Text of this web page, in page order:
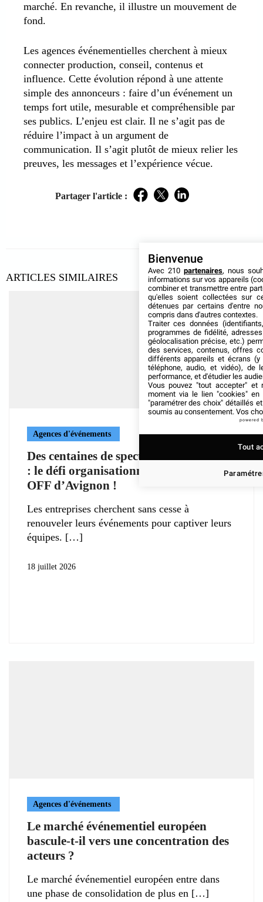
marché. En revanche, il illustre un mouvement de
fond.
Les agences événementielles cherchent à mieux
connecter production, conseil, contenus et
influence. Cette évolution répond à une attente
simple des annonceurs : faire d’un événement un
temps fort utile, mesurable et compréhensible par
ses publics. L’enjeu est clair. Il ne s’agit pas de
réduire l’impact à un argument de
communication. Il s’agit plutôt de mieux relier les
preuves, les messages et l’expérience vécue.
Partager l'article : Facebook
TwitterLinkedIn
ARTICLES SIMILAIRES
Agences d'événements
Des centaines de spectacles en parallèle
: le défi organisationnel du Festival
OFF d’Avignon !
Les entreprises cherchent sans cesse à
renouveler leurs événements pour captiver leurs
équipes.
18 juillet 2026
Agences d'événements
Le marché événementiel européen
bascule-t-il vers une concentration des
acteurs ?
Le marché événementiel européen entre dans
une phase de consolidation de plus en
Bienvenue
Avec 210 partenaires, nous
informations sur vos appareils
combiner et transmettre entre
qu'elles soient collectées sur
détenues par certains d'entre
compris dans d'autres contextes.
Traiter ces données
programmes de fidélité,
géolocalisation précise, etc.)
des services, contenus, offres
différents appareils et écrans (y
téléphone, audio, et vidéo), de
performance, et d'étudier les
Vous pouvez "tout accepter" et
moment via le lien "cookies" en
"paramétrer des choix" détaillés
soumis au consentement. Vos
powered
Tout